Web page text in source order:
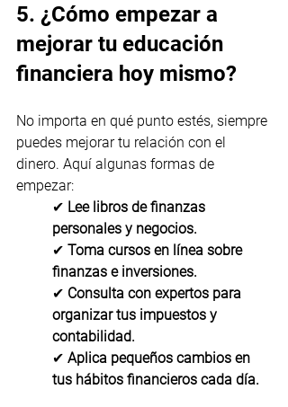
5. ¿Cómo empezar a
mejorar tu educación
financiera hoy mismo?
No importa en qué punto estés, siempre
puedes mejorar tu relación con el
dinero. Aquí algunas formas de
empezar:
✔ Lee libros de finanzas
personales y negocios.
✔ Toma cursos en línea sobre
finanzas e inversiones.
✔ Consulta con expertos para
organizar tus impuestos y
contabilidad.
✔ Aplica pequeños cambios en
tus hábitos financieros cada día.